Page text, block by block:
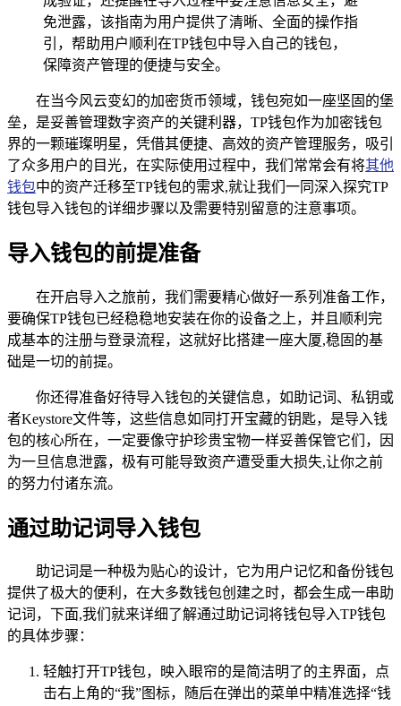
免泄露，该指南为用户提供了清晰、全面的操作指
引，帮助用户顺利在TP钱包中导入自己的钱包，
保障资产管理的便捷与安全。
在当今风云变幻的加密货币领域，钱包宛如一座坚固的堡
垒，是妥善管理数字资产的关键利器，TP钱包作为加密钱包
界的一颗璀璨明星，凭借其便捷、高效的资产管理服务，吸引
了众多用户的目光，在实际使用过程中，我们常常会有将其他
钱包中的资产迁移至TP钱包的需求,就让我们一同深入探究TP
钱包导入钱包的详细步骤以及需要特别留意的注意事项。
导入钱包的前提准备
在开启导入之旅前，我们需要精心做好一系列准备工作，
要确保TP钱包已经稳稳地安装在你的设备之上，并且顺利完
成基本的注册与登录流程，这就好比搭建一座大厦,稳固的基
础是一切的前提。
你还得准备好待导入钱包的关键信息，如助记词、私钥或
者Keystore文件等，这些信息如同打开宝藏的钥匙，是导入钱
包的核心所在，一定要像守护珍贵宝物一样妥善保管它们，因
为一旦信息泄露，极有可能导致资产遭受重大损失,让你之前
的努力付诸东流。
通过助记词导入钱包
助记词是一种极为贴心的设计，它为用户记忆和备份钱包
提供了极大的便利，在大多数钱包创建之时，都会生成一串助
记词，下面,我们就来详细了解通过助记词将钱包导入TP钱包
的具体步骤：
轻触打开TP钱包，映入眼帘的是简洁明了的主界面，点
击右上角的“我”图标，随后在弹出的菜单中精准选择“钱